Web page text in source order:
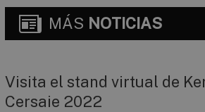
MÁS NOTICIAS
Visita el stand virtual de
Cersaie 2022